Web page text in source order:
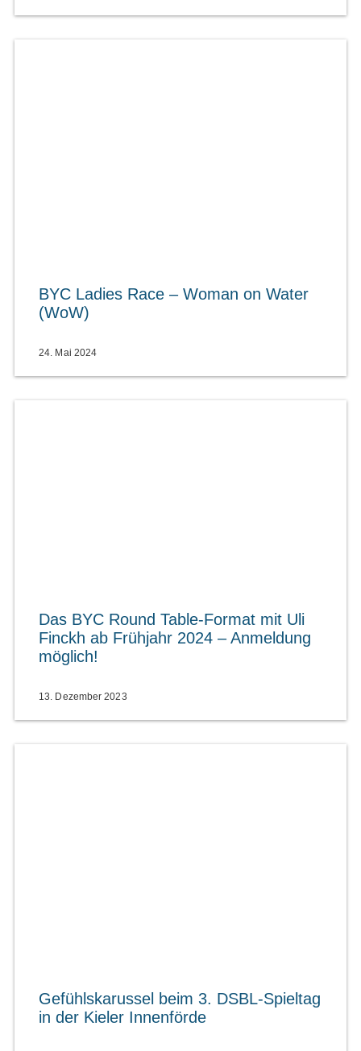
BYC Ladies Race – Woman on Water
(WoW)
24. Mai 2024
Das BYC Round Table-Format mit Uli
Finckh ab Frühjahr 2024 – Anmeldung
möglich!
13. Dezember 2023
Gefühlskarussel beim 3. DSBL-Spieltag
in der Kieler Innenförde